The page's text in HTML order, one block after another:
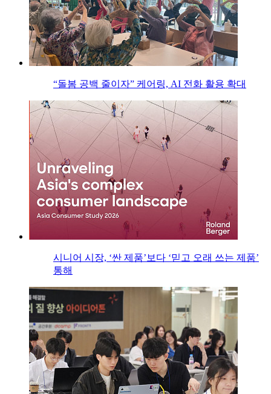
“돌봄 공백 줄이자” 케어링, AI 전화 활용 확대
시니어 시장, ‘싼 제품’보다 ‘믿고 오래 쓰는 제품’
통해